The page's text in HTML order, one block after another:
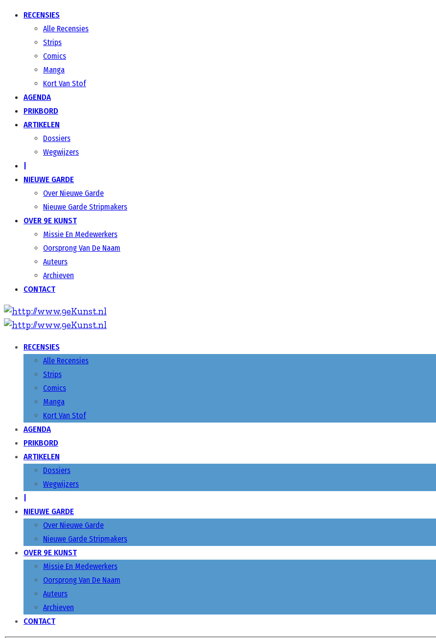
RECENSIES
Alle Recensies
Strips
Comics
Manga
Kort Van Stof
AGENDA
PRIKBORD
ARTIKELEN
Dossiers
Wegwijzers
NIEUWE GARDE
Over Nieuwe Garde
Nieuwe Garde Stripmakers
OVER 9E KUNST
Missie En Medewerkers
Oorsprong Van De Naam
Auteurs
Archieven
CONTACT
RECENSIES
Alle Recensies
Strips
Comics
Manga
Kort Van Stof
AGENDA
PRIKBORD
ARTIKELEN
Dossiers
Wegwijzers
NIEUWE GARDE
Over Nieuwe Garde
Nieuwe Garde Stripmakers
OVER 9E KUNST
Missie En Medewerkers
Oorsprong Van De Naam
Auteurs
Archieven
CONTACT